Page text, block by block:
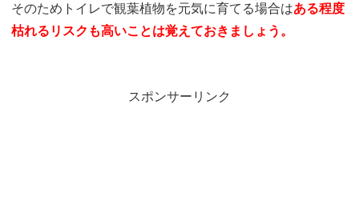
そのためトイレで観葉植物を元気に育てる場合はある程度
枯れるリスクも高いことは覚えておきましょう。
スポンサーリンク